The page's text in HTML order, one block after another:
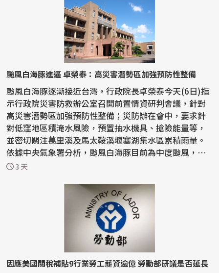
颱風白海豚進逼 卓榮泰：高災害潛勢區加強預防性整備
颱風白海豚逐漸接近台灣，行政院長卓榮泰今天(6日)指
示行政院災害防救辦公室召開前置情資研判會議，針對
高災害潛勢區加強預防性整備；災防辦在會中，要求針
對低窪地區積淹水風險，預置抽水機具、搶險能量等，
並密切關注萬里溪及馬太鞍溪堰塞湖集水區累積雨量。
依據中央氣象署分析，颱風白海豚目前為中度颱風，預
計7日...
3 天
因應美國關稅補貼9行業勞工薪資逾億 勞動部研議是否延長